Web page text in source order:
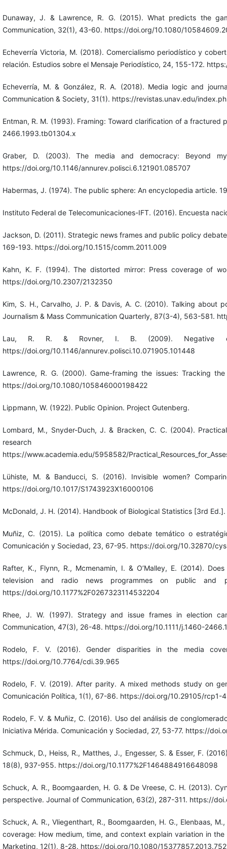
Dunaway, J. & Lawrence, R. G. (2015). What predicts the
Communication, 32(1), 43-60. https://doi.org/10.1080/
Echeverría Victoria, M. (2018). Comercialismo periodístico y
relación. Estudios sobre el Mensaje Periodístico, 24, 155-172.
Echeverría, M. & González, R. A. (2018). Media logic and
Communication & Society, 31(1). https://revistas.unav.edu/
Entman, R. M. (1993). Framing: Toward clarification of a
2466.1993.tb01304.x
Graber, D. (2003). The media and democracy: Beyond
https://doi.org/10.1146/annurev.polisci.6.121901.085707
Habermas, J. (1974). The public sphere: An encyclopedia
Instituto Federal de Telecomunicaciones-IFT. (2016). Encuesta
Jackson, D. (2011). Strategic news frames and public policy
169-193. https://doi.org/10.1515/comm.2011.009
Kahn, K. F. (1994). The distorted mirror: Press coverage of
https://doi.org/10.2307/2132350
Kim, S. H., Carvalho, J. P. & Davis, A. C. (2010). Talking
Journalism & Mass Communication Quarterly, 87(3-4), 563-581.
Lau, R. R. & Rovner, I. B. (2009). Negative
https://doi.org/10.1146/annurev.polisci.10.071905.101448
Lawrence, R. G. (2000). Game-framing the issues: Tracking
https://doi.org/10.1080/105846000198422
Lippmann, W. (1922). Public Opinion. Project Gutenberg.
Lombard, M., Snyder-Duch, J. & Bracken, C. C. (2004).
https://www.academia.edu/5958582/
Lühiste, M. & Banducci, S. (2016). Invisible women?
https://doi.org/10.1017/S1743923X16000106
McDonald, J. H. (2014). Handbook of Biological Statistics [3rd
Muñiz, C. (2015). La política como debate temático o
Comunicación y Sociedad, 23, 67-95. https://doi.org/10.32870/
Rafter, K., Flynn, R., Mcmenamin, I. & O’Malley, E. (2014).
television and radio news programmes on public and
https://doi.org/10.1177%2F0267323114532204
Rhee, J. W. (1997). Strategy and issue frames in election
Communication, 47(3), 26-48. https://doi.org/10.1111/j.1460-
Rodelo, F. V. (2016). Gender disparities in the media
https://doi.org/10.7764/cdi.39.965
Rodelo, F. V. (2019). After parity. A mixed methods study on
Comunicación Política, 1(1), 67-86. https://doi.org/10.29105/rcp1-4
Rodelo, F. V. & Muñiz, C. (2016). Uso del análisis de
Iniciativa Mérida. Comunicación y Sociedad, 27, 53-77. https://
Schmuck, D., Heiss, R., Matthes, J., Engesser, S. & Esser, F.
18(8), 937-955. https://doi.org/10.1177%2F1464884916648098
Schuck, A. R., Boomgaarden, H. G. & De Vreese, C. H. (2013).
perspective. Journal of Communication, 63(2), 287-311. https://
Schuck, A. R., Vliegenthart, R., Boomgaarden, H. G., Elenbaas,
coverage: How medium, time, and context explain variation in
Marketing, 12(1), 8-28. https://doi.org/10.1080/